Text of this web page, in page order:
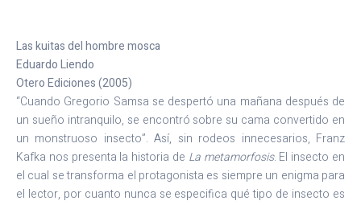
Las kuitas del hombre mosca
Eduardo Liendo
Otero Ediciones (2005)
“Cuando Gregorio Samsa se despertó una mañana después de
un sueño intranquilo, se encontró sobre su cama convertido en
un monstruoso insecto”. Así, sin rodeos innecesarios, Franz
Kafka nos presenta la historia de La metamorfosis. El insecto en
el cual se transforma el protagonista es siempre un enigma para
el lector, por cuanto nunca se especifica qué tipo de insecto es